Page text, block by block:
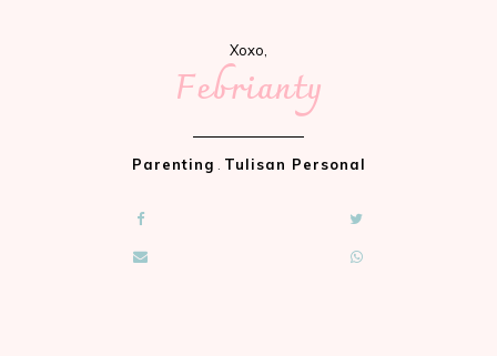
Xoxo,
Febrianty
Parenting Tulisan Personal